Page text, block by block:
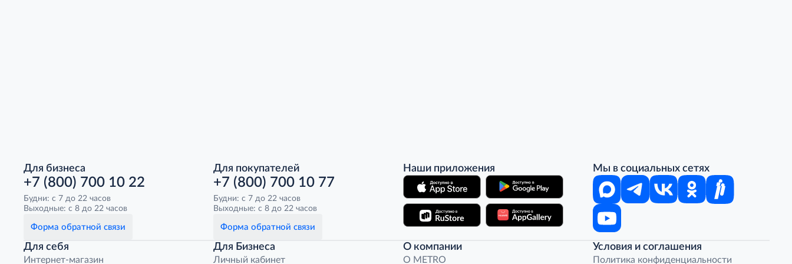
Для бизнеса
+7 (800) 700 10 22
Будни: с 7 до 22 часов
Выходные: с 8 до 22 часов
Форма обратной связи
Для покупателей
+7 (800) 700 10 77
Будни: с 7 до 22 часов
Выходные: с 8 до 22 часов
Форма обратной связи
Наши приложения Мы в социальных сетях
Для себя
Интернет-магазин
Для Бизнеса
Личный кабинет
О компании
O METRO
Условия и соглашения
Политика конфиденциальности